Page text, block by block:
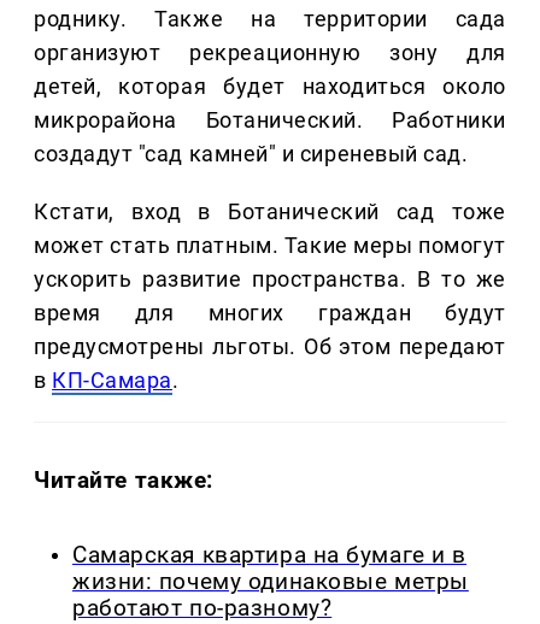
роднику. Также на территории сада
организуют рекреационную зону для
детей, которая будет находиться около
микрорайона Ботанический. Работники
создадут "сад камней" и сиреневый сад.
Кстати, вход в Ботанический сад тоже
может стать платным. Такие меры помогут
ускорить развитие пространства. В то же
время для многих граждан будут
предусмотрены льготы. Об этом передают
в КП-Самара.
Читайте также:
Самарская квартира на бумаге и в
жизни: почему одинаковые метры
работают по-разному?